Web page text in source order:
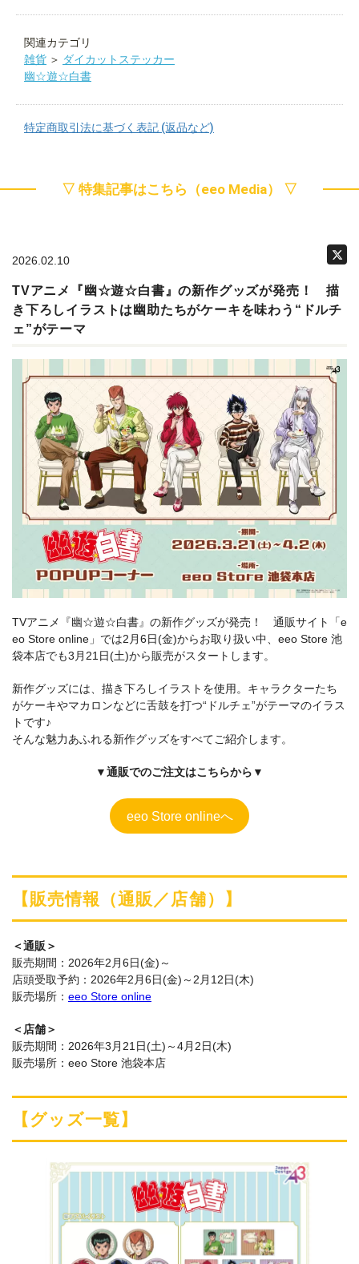
関連カテゴリ
雑貨 ＞ ダイカットステッカー
幽☆遊☆白書
特定商取引法に基づく表記 (返品など)
▽ 特集記事はこちら（eeo Media） ▽